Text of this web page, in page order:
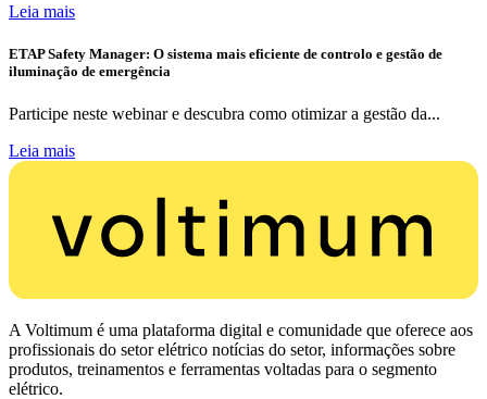
Leia mais
ETAP Safety Manager: O sistema mais eficiente de controlo e gestão de
iluminação de emergência
Participe neste webinar e descubra como otimizar a gestão da...
Leia mais
A Voltimum é uma plataforma digital e comunidade que oferece aos
profissionais do setor elétrico notícias do setor, informações sobre
produtos, treinamentos e ferramentas voltadas para o segmento
elétrico.